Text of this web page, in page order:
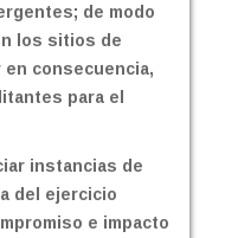
de modo
los sitios de
en consecuencia,
para el
instancias de
del ejercicio
e impacto